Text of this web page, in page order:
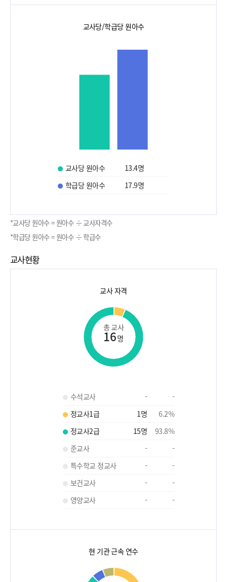
교사당/학급당 원아수
교사당 원아수 13.4명
학급당 원아수
17.9명
*교사당 원아수 = 원아수 ÷ 교사자격수
*학급당 원아수 = 원아수 ÷ 학급수
교사현황
교사 자격
총 교사
16명
수석교사 -
-
정교사1급
1명 6.2%
정교사2급
15명 93.8%
준교사
-
-
특수학교 정교사
-
-
보건교사
-
-
영양교사
- -
현 기관 근속 연수